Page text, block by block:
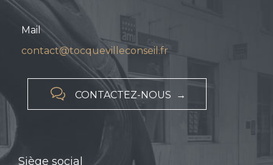
Mail
contact@tocquevilleconseil.fr
 CONTACTEZ-NOUS →
Siège social